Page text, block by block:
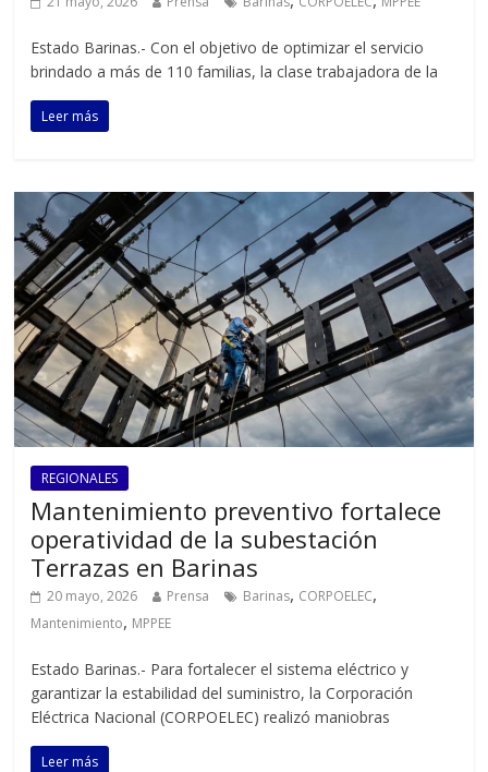
Estado Barinas.- Con el objetivo de optimizar el servicio
brindado a más de 110 familias, la clase trabajadora de la
Leer más
REGIONALES
‎Mantenimiento preventivo fortalece
operatividad de la subestación
Terrazas en Barinas
20 mayo, 2026 Prensa Barinas, CORPOELEC,
Mantenimiento, MPPEE
‎‎Estado Barinas.- Para fortalecer el sistema eléctrico y
garantizar la estabilidad del suministro, la Corporación
Eléctrica Nacional (CORPOELEC) realizó maniobras
Leer más